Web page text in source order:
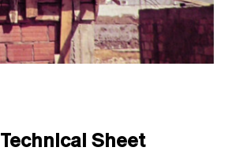
Technical Sheet